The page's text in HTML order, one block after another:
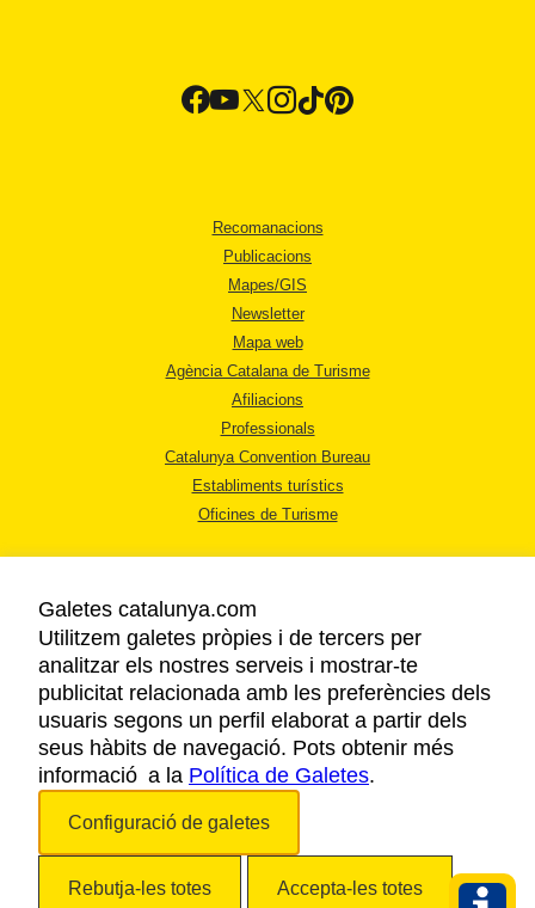
Recomanacions
Publicacions
Mapes/GIS
Newsletter
Mapa web
Agència Catalana de Turisme
Afiliacions
Professionals
Catalunya Convention Bureau
Establiments turístics
Oficines de Turisme
AVÍS LEGAL
POLÍTICA DE PRIVACITAT
COOKIES
ACCESSIBILITAT
Galetes catalunya.com
Utilitzem galetes pròpies i de tercers per
analitzar els nostres serveis i mostrar-te
publicitat relacionada amb les preferències dels
usuaris segons un perfil elaborat a partir dels
seus hàbits de navegació. Pots obtenir més
informació a la Política de Galetes.
Configuració de galetes
Rebutja-les totes Accepta-les totes